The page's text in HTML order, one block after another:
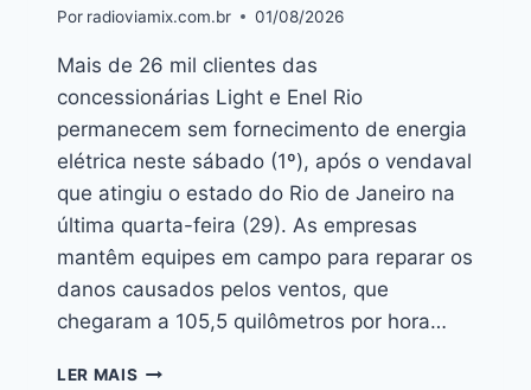
Por radioviamix.com.br 01/08/2026
Mais de 26 mil clientes das
concessionárias Light e Enel Rio
permanecem sem fornecimento de energia
elétrica neste sábado (1º), após o vendaval
que atingiu o estado do Rio de Janeiro na
última quarta-feira (29). As empresas
mantêm equipes em campo para reparar os
danos causados pelos ventos, que
chegaram a 105,5 quilômetros por hora…
LER MAIS